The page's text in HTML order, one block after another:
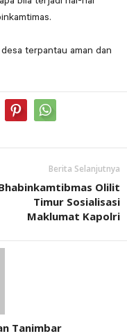
terpantau aman dan
Berita Selanjutnya
Olilit
Timur Sosialisasi
Maklumat Kapolri
Tanimbar